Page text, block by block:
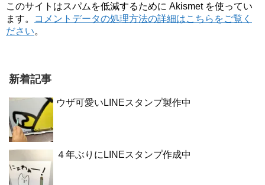
このサイトはスパムを低減するために Akismet を使ってい
ます。
コメントデータの処理方法の詳細はこちらをご覧く
ださい。
新着記事
ウザ可愛いLINEスタンプ製作中
４年ぶりにLINEスタンプ作成中